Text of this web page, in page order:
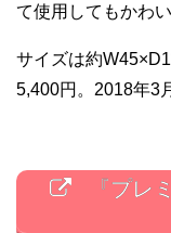
て使用してもかわ
サイズは約
5,400円。2018年3
『プレ